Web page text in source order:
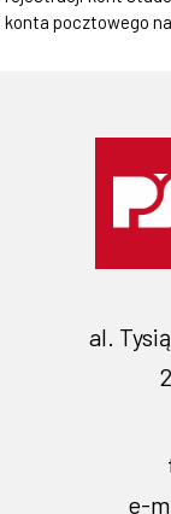
konta pocztowego na
al.
e-